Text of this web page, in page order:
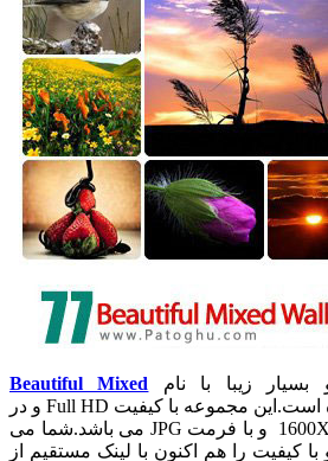
بسیار زیبا با نام Beautiful Mixed
، منتشر شده است.این مجموعه با کیفیت Full HD و در
سایز 1920X1440 و 1600X1200 و با فرمت JPG می باشد.شما می
با کیفیت را هم اکنون با لینک مستقیم از